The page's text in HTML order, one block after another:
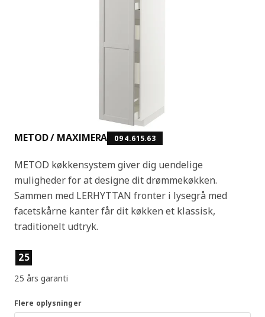
METOD / MAXIMERA 094.615.63
METOD køkkensystem giver dig uendelige
muligheder for at designe dit drømmekøkken.
Sammen med LERHYTTAN fronter i lysegrå med
facetskårne kanter får dit køkken et klassisk,
traditionelt udtryk.
Produktfunktioner
25
25 års garanti
Flere oplysninger